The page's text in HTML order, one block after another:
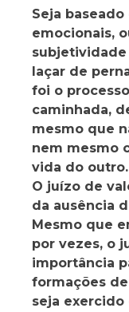
Seja
emocionais,
laçar de
foi o
caminhada,
mesmo que
nem mesmo
vida do outro.
O juízo de
da ausência
Mesmo que
por vezes, o
importância
formações
seja exercido